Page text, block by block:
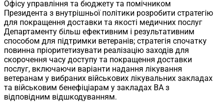
Офісу управління та бюджету та помічником
Президента з внутрішньої політики розробити стратегію
для покращення доставки та якості медичних послуг
Департаменту більш ефективним і результативним
способом для підтримки ветеранів; стратегія спочатку
повинна пріоритетизувати реалізацію заходів для
скорочення часу доступу та покращення доставки
послуг, включаючи варіанти надання лікування
ветеранам у вибраних військових лікувальних закладах
та військовим бенефіціарам у закладах ВА з
відповідним відшкодуванням.